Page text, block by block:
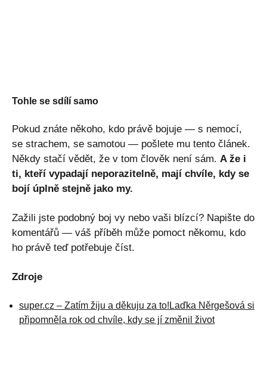
Tohle se sdílí samo
Pokud znáte někoho, kdo právě bojuje — s nemocí,
se strachem, se samotou — pošlete mu tento článek.
Někdy stačí vědět, že v tom člověk není sám. A že i
ti, kteří vypadají neporazitelně, mají chvíle, kdy se
bojí úplně stejně jako my.
Zažili jste podobný boj vy nebo vaši blízcí? Napište do
komentářů — váš příběh může pomoct někomu, kdo
ho právě teď potřebuje číst.
Zdroje
super.cz – Zatím žiju a děkuju za to!Laďka Něrgešová si
připomněla rok od chvíle, kdy se jí změnil život